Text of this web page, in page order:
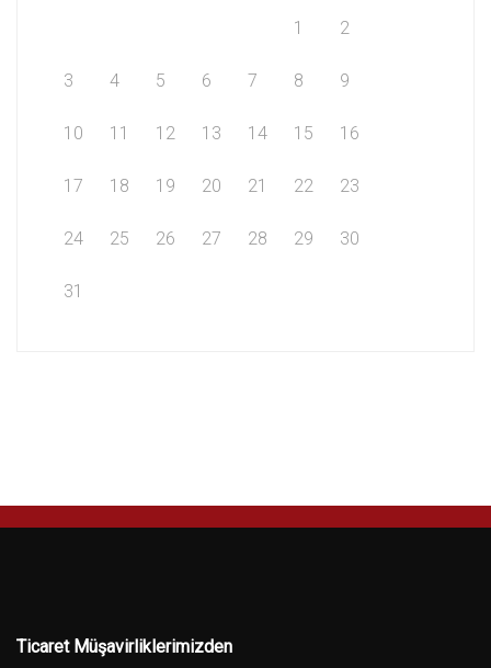
1 2
3 4 5 6 7 8 9
10 11 12 13 14 15 16
17 18 19 20 21 22 23
24 25 26 27 28 29 30
31
Ticaret Müşavirliklerimizden